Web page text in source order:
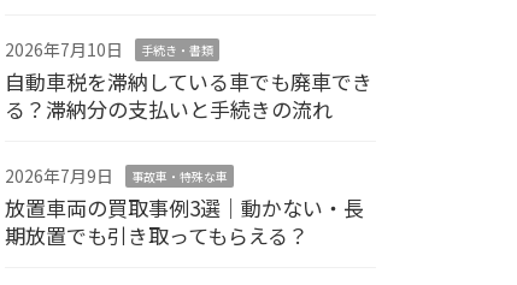
2026年7月10日 手続き・書類
自動車税を滞納している車でも廃車でき
る？滞納分の支払いと手続きの流れ
2026年7月9日 事故車・特殊な車
放置車両の買取事例3選｜動かない・長
期放置でも引き取ってもらえる？